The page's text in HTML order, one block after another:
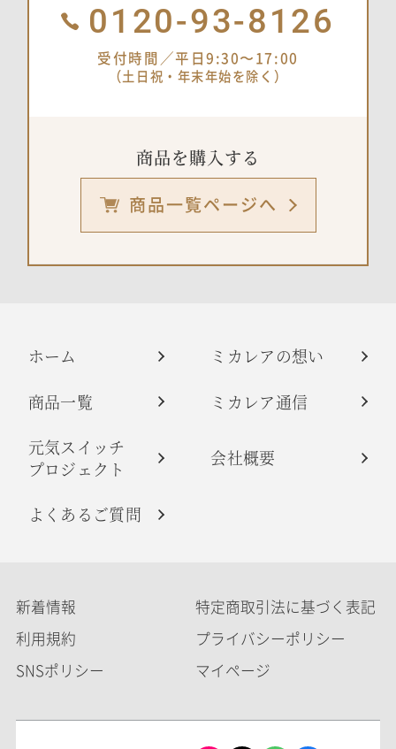
0120-93-8126
受付時間／平日9:30〜17:00
（土日祝・年末年始を除く）
商品を購入する
商品一覧ページへ
ホーム
ミカレアの想い
商品一覧
ミカレア通信
元気スイッチ
プロジェクト
会社概要
よくあるご質問
新着情報
特定商取引法に基づく表記
利用規約
プライバシーポリシー
SNSポリシー
マイページ